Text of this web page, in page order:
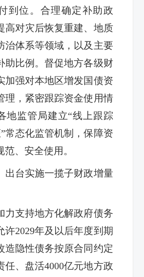
到位。合理确定补助政
高对灾后恢复重建、地质
治体系等领域，以及主要
助比例。督促地方各级财
加强对本地区增发国债资
理，紧密跟踪资金使用情
地监管局建立“线上跟踪
常态化监管机制，保障资
范、安全使用。
台实施一揽子财政增量
支持地方化解政府债务
许2029年及以后年度到期
造隐性债务按原合同约定
任、盘活4000亿元地方政